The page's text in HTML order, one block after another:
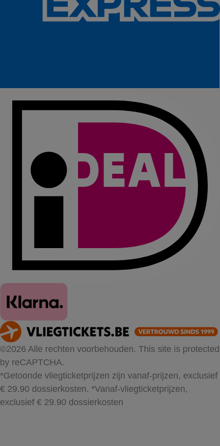
©2026 Alle rechten voorbehouden. This site is protected
by reCAPTCHA.
*Getoonde vliegticketprijzen zijn vanaf-prijzen, exclusief
€ 29.90 dossierkosten. *Vanaf-vliegticketprijzen,
exclusief € 29.90 dossierkosten